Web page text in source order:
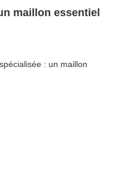
maillon essentiel